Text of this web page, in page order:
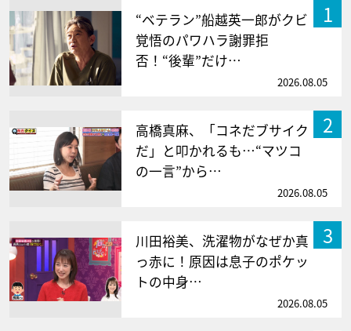
1
“ベテラン”船越英一郎がクビ
覚悟のパワハラ謝罪拒
否！“後輩”だけ…
2026.08.05
2
高橋真麻、「コネだブサイク
だ」と叩かれるも…“マツコ
の一言”から…
2026.08.05
3
川田裕美、洗濯物がなぜか真
っ赤に！原因は息子のポケッ
トの中身…
2026.08.05